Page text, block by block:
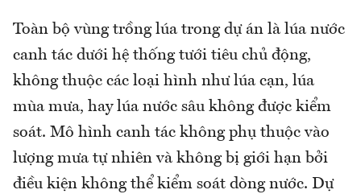
Toàn bộ vùng trồng lúa trong dự án là lúa nước
canh tác dưới hệ thống tưới tiêu chủ động,
không thuộc các loại hình như lúa cạn, lúa
mùa mưa, hay lúa nước sâu không được kiểm
soát. Mô hình canh tác không phụ thuộc vào
lượng mưa tự nhiên và không bị giới hạn bởi
điều kiện không thể kiểm soát dòng nước. Dự